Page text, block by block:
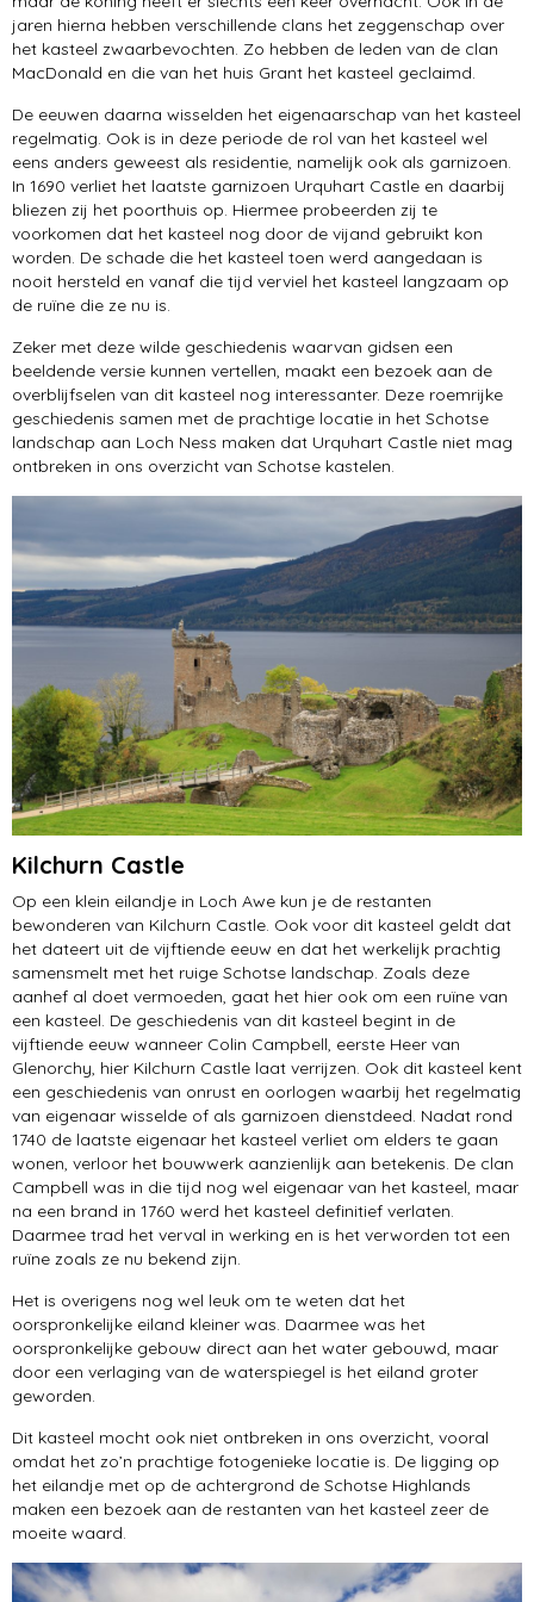
jaren hierna hebben verschillende clans het zeggenschap over
het kasteel zwaarbevochten. Zo hebben de leden van de clan
MacDonald en die van het huis Grant het kasteel geclaimd.
De eeuwen daarna wisselden het eigenaarschap van het kasteel
regelmatig. Ook is in deze periode de rol van het kasteel wel
eens anders geweest als residentie, namelijk ook als garnizoen.
In 1690 verliet het laatste garnizoen Urquhart Castle en daarbij
bliezen zij het poorthuis op. Hiermee probeerden zij te
voorkomen dat het kasteel nog door de vijand gebruikt kon
worden. De schade die het kasteel toen werd aangedaan is
nooit hersteld en vanaf die tijd verviel het kasteel langzaam op
de ruïne die ze nu is.
Zeker met deze wilde geschiedenis waarvan gidsen een
beeldende versie kunnen vertellen, maakt een bezoek aan de
overblijfselen van dit kasteel nog interessanter. Deze roemrijke
geschiedenis samen met de prachtige locatie in het Schotse
landschap aan Loch Ness maken dat Urquhart Castle niet mag
ontbreken in ons overzicht van Schotse kastelen.
Kilchurn Castle
Op een klein eilandje in Loch Awe kun je de restanten
bewonderen van Kilchurn Castle. Ook voor dit kasteel geldt dat
het dateert uit de vijftiende eeuw en dat het werkelijk prachtig
samensmelt met het ruige Schotse landschap. Zoals deze
aanhef al doet vermoeden, gaat het hier ook om een ruïne van
een kasteel. De geschiedenis van dit kasteel begint in de
vijftiende eeuw wanneer Colin Campbell, eerste Heer van
Glenorchy, hier Kilchurn Castle laat verrijzen. Ook dit kasteel kent
een geschiedenis van onrust en oorlogen waarbij het regelmatig
van eigenaar wisselde of als garnizoen dienstdeed. Nadat rond
1740 de laatste eigenaar het kasteel verliet om elders te gaan
wonen, verloor het bouwwerk aanzienlijk aan betekenis. De clan
Campbell was in die tijd nog wel eigenaar van het kasteel, maar
na een brand in 1760 werd het kasteel definitief verlaten.
Daarmee trad het verval in werking en is het verworden tot een
ruïne zoals ze nu bekend zijn.
Het is overigens nog wel leuk om te weten dat het
oorspronkelijke eiland kleiner was. Daarmee was het
oorspronkelijke gebouw direct aan het water gebouwd, maar
door een verlaging van de waterspiegel is het eiland groter
geworden.
Dit kasteel mocht ook niet ontbreken in ons overzicht, vooral
omdat het zo’n prachtige fotogenieke locatie is. De ligging op
het eilandje met op de achtergrond de Schotse Highlands
maken een bezoek aan de restanten van het kasteel zeer de
moeite waard.